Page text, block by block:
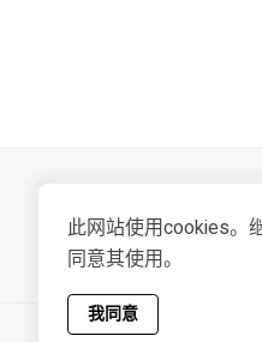
此网站使用cookies。
同意其使用。
我同意